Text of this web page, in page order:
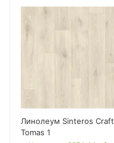
Линолеум Sinteros Craft
Tomas 1